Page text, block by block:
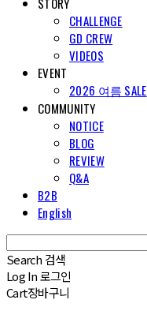
CHALLENGE
GD CREW
VIDEOS
EVENT
2026 여름 SALE
COMMUNITY
NOTICE
BLOG
REVIEW
Q&A
B2B
English
Search 검색
Log In로그인
Cart장바구니